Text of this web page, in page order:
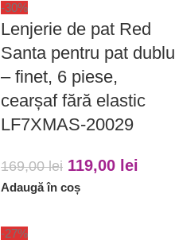
-30%
Lenjerie de pat Red
Santa pentru pat dublu
– finet, 6 piese,
cearșaf fără elastic
LF7XMAS-20029
169,00lei 119,00 lei
Adaugă în coș
-27%